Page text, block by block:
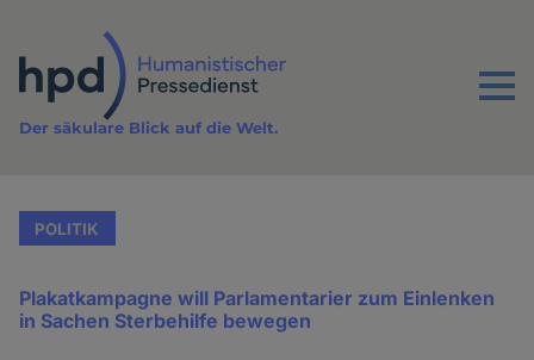
Inhalt
Menu
Der säkulare Blick auf die Welt.
POLITIK
Plakatkampagne will Parlamentarier zum Einlenken
in Sachen Sterbehilfe bewegen